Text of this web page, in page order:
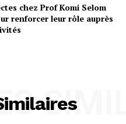
chez Prof Komi Selom
renforcer leur rôle auprès